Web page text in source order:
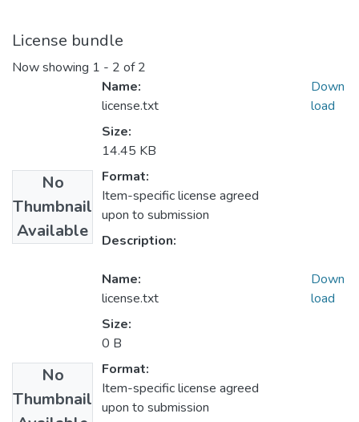
License bundle
Now showing 1 - 2 of 2
No
Thumbnail
Available
Name:
license.txt
Size:
14.45 KB
Format:
Item-specific license agreed
upon to submission
Description:
Down
load
No
Thumbnail
Name:
license.txt
Size:
0 B
Format:
Item-specific license agreed
upon to submission
Down
load